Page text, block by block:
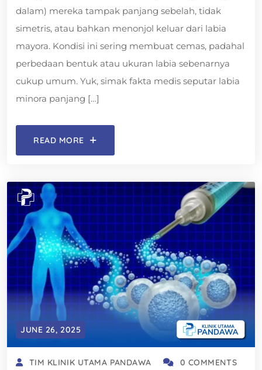
dalam) mereka tampak panjang sebelah, tidak
simetris, atau bahkan menonjol keluar dari labia
mayora. Kondisi ini sering membuat cemas, padahal
perbedaan bentuk atau ukuran labia sebenarnya
cukup umum. Yuk, simak fakta medis seputar labia
minora panjang […]
READ MORE
JUNE 26, 2025
TIM KLINIK UTAMA PANDAWA 0 COMMENTS